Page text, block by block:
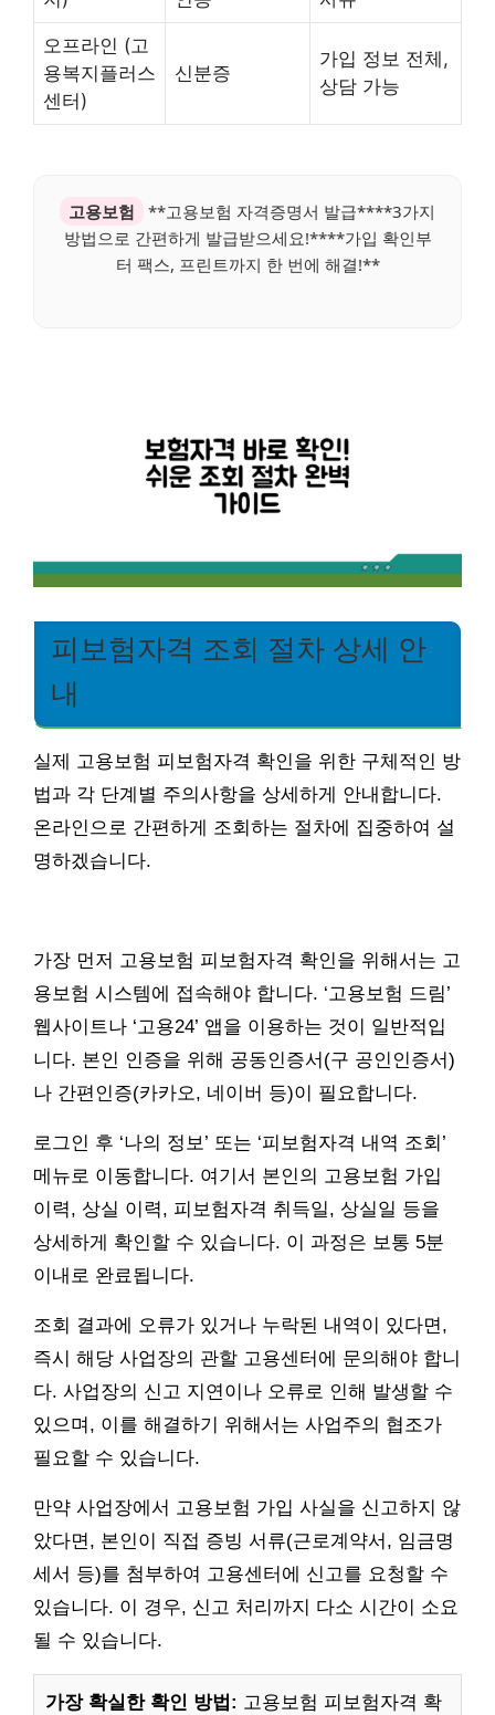
오프라인 (고
용복지플러스
센터)
신분증
가입 정보 전체,
상담 가능
고용보험
**고용보험 자격증명서 발급****3가지
방법으로 간편하게 발급받으세요!****가입 확인부
터 팩스, 프린트까지 한 번에 해결!**
피보험자격 조회 절차 상세 안
내
실제 고용보험 피보험자격 확인을 위한 구체적인 방
법과 각 단계별 주의사항을 상세하게 안내합니다.
온라인으로 간편하게 조회하는 절차에 집중하여 설
명하겠습니다.
가장 먼저 고용보험 피보험자격 확인을 위해서는 고
용보험 시스템에 접속해야 합니다. ‘고용보험 드림’
웹사이트나 ‘고용24’ 앱을 이용하는 것이 일반적입
니다. 본인 인증을 위해 공동인증서(구 공인인증서)
나 간편인증(카카오, 네이버 등)이 필요합니다.
로그인 후 ‘나의 정보’ 또는 ‘피보험자격 내역 조회’
메뉴로 이동합니다. 여기서 본인의 고용보험 가입
이력, 상실 이력, 피보험자격 취득일, 상실일 등을
상세하게 확인할 수 있습니다. 이 과정은 보통 5분
이내로 완료됩니다.
조회 결과에 오류가 있거나 누락된 내역이 있다면,
즉시 해당 사업장의 관할 고용센터에 문의해야 합니
다. 사업장의 신고 지연이나 오류로 인해 발생할 수
있으며, 이를 해결하기 위해서는 사업주의 협조가
필요할 수 있습니다.
만약 사업장에서 고용보험 가입 사실을 신고하지 않
았다면, 본인이 직접 증빙 서류(근로계약서, 임금명
세서 등)를 첨부하여 고용센터에 신고를 요청할 수
있습니다. 이 경우, 신고 처리까지 다소 시간이 소요
될 수 있습니다.
가장 확실한 확인 방법: 고용보험 피보험자격 확